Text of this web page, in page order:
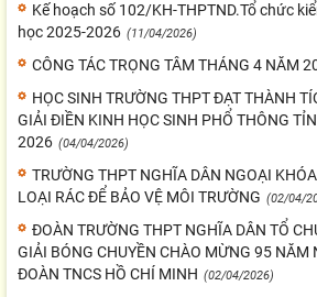
Kế hoạch số 102/KH-THPTND.Tổ chức
học 2025-2026 (11/04/2026)
CÔNG TÁC TRỌNG TÂM THÁNG 4 NĂM
HỌC SINH TRƯỜNG THPT ĐẠT THÀNH
GIẢI ĐIỀN KINH HỌC SINH PHỔ THÔNG
2026 (04/04/2026)
TRƯỜNG THPT NGHĨA DÂN NGOẠI
LOẠI RÁC ĐỂ BẢO VỆ MÔI TRƯỜNG (02/04/
ĐOÀN TRƯỜNG THPT NGHĨA DÂN TỔ
GIẢI BÓNG CHUYỀN CHÀO MỪNG 95 NĂM
ĐOÀN TNCS HỒ CHÍ MINH (02/04/2026)